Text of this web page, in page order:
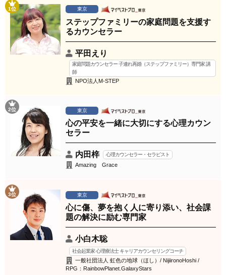
1位 東京
ステップファミリーの家庭問題を支援す
るカウンセラー
平田えり
家庭問題カウンセラー 子連れ再婚（ステップファミリー）専門家 講
師
NPO法人M-STEP
2位 東京
心の平安を一緒に大切にする心理カウン
セラー
内田梓 心理カウンセラー・セラピスト
Amazing Grace
3位 東京
心に傷、夢を抱く人に寄り添い、社会課
題の解決に励む専門家
小白木聡
社会起業家 心理療法士 キャリアカウンセリングコーチ
一般社団法人 虹色の地球（ほし）/ NijiironoHoshi /
RPG：RainbowPlanet.GalaxyStars